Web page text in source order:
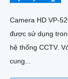
Camera HD VP-
được sử dụng
hệ thống CCTV. Với chất lượng hình ảnh HD, camera này
cung...